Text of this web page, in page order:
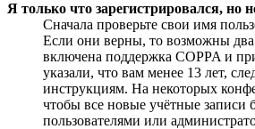
Я только что зарегистрировался, но
Сначала проверьте свои имя
Если они верны, то возможны два
включена поддержка COPPA и
указали, что вам менее 13 лет,
инструкциям. На некоторых
чтобы все новые учётные записи
пользователями или